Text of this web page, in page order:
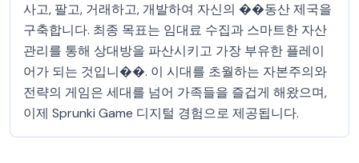
사고, 팔고, 거래하고, 개발하여 자신의 ��동산 제국을
구축합니다. 최종 목표는 임대료 수집과 스마트한 자산
관리를 통해 상대방을 파산시키고 가장 부유한 플레이
어가 되는 것입니��. 이 시대를 초월하는 자본주의와
전략의 게임은 세대를 넘어 가족들을 즐겁게 해왔으며,
이제 Sprunki Game 디지털 경험으로 제공됩니다.